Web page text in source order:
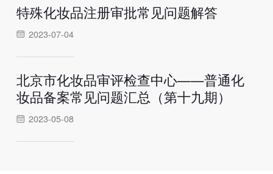
特殊化妆品注册审批常见问题解答
2023-07-04
北京市化妆品审评检查中心——普通化
妆品备案常见问题汇总（第十九期）
2023-05-08